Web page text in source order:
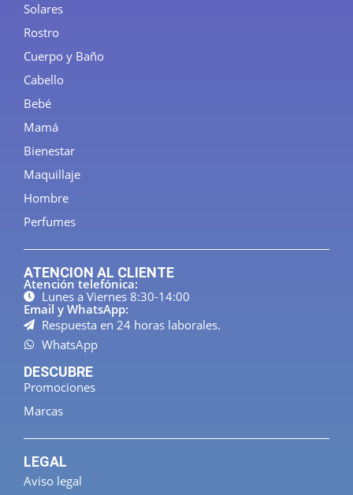
Solares
Rostro
Cuerpo y Baño
Cabello
Bebé
Mamá
Bienestar
Maquillaje
Hombre
Perfumes
ATENCION AL CLIENTE
Atención telefónica:
Lunes a Viernes 8:30-14:00
Email y WhatsApp:
Respuesta en 24 horas laborales.
WhatsApp
DESCUBRE
Promociones
Marcas
LEGAL
Aviso legal